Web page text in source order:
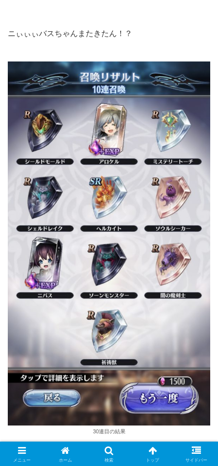
ニぃぃぃバスちゃんまたきたん！？
30連目の結果
メニュー ホーム 検索 トップ サイドバー